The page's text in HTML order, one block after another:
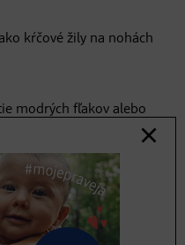
kŕčové žily na nohách
modrých fľakov alebo